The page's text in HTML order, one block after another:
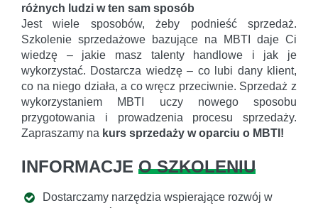
różnych ludzi w ten sam sposób
Jest wiele sposobów, żeby podnieść sprzedaż.
Szkolenie sprzedażowe bazujące na MBTI daje Ci
wiedzę – jakie masz talenty handlowe i jak je
wykorzystać. Dostarcza wiedzę – co lubi dany klient,
co na niego działa, a co wręcz przeciwnie. Sprzedaż z
wykorzystaniem MBTI uczy nowego sposobu
przygotowania i prowadzenia procesu sprzedaży.
Zapraszamy na kurs sprzedaży w oparciu o MBTI!
INFORMACJE O SZKOLENIU
Dostarczamy narzędzia wspierające rozwój w